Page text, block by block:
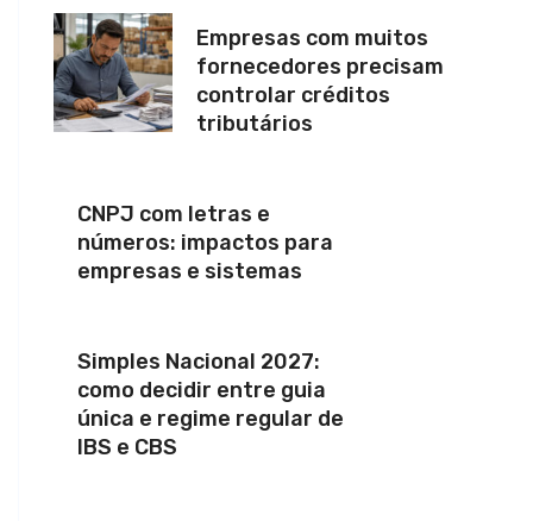
Empresas com muitos
fornecedores precisam
controlar créditos
tributários
CNPJ com letras e
números: impactos para
empresas e sistemas
Simples Nacional 2027:
como decidir entre guia
única e regime regular de
IBS e CBS